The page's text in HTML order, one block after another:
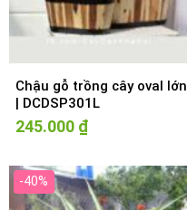
Chậu gỗ trồng cây oval lớn
| DCDSP301L
245.000 ₫
-40%